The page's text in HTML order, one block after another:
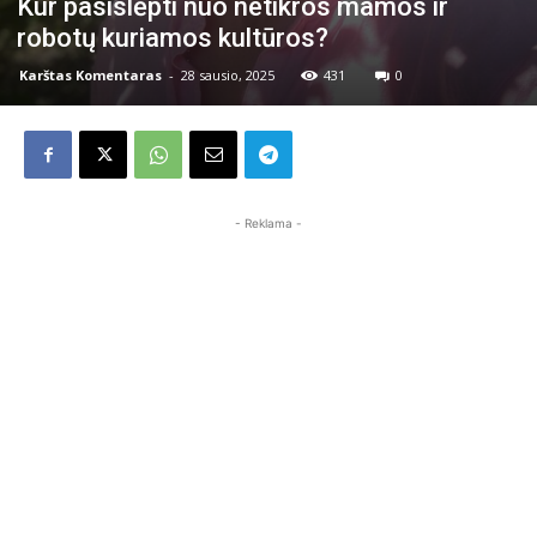
Kur pasislėpti nuo netikros mamos ir
robotų kuriamos kultūros?
Karštas Komentaras - 28 sausio, 2025 431 0
- Reklama -